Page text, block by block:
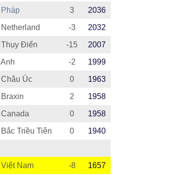
Pháp 3 2036
Netherland -3 2032
Thụy Điển -15 2007
Anh -2 1999
Châu Úc 0 1963
Braxin 2 1958
Canada 0 1958
Bắc Triều Tiên 0 1940
Việt Nam -8 1657